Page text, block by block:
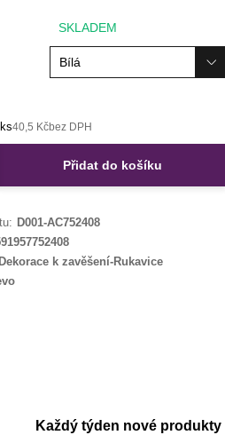
SKLADEM
ks40,5 Kčbez DPH
Přidat do košíku
D001-AC752408
Dekorace k zavěšení-Rukavice
Každý týden nové produkty